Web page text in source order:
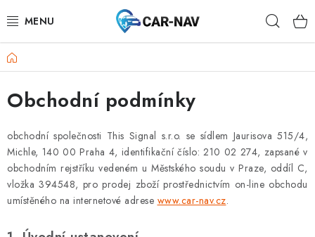
na
BMW
FORD
CHEVROLET
MAZDA
Domů
Obchodní podmínky
obchodní společnosti This Signal s.r.o. se sídlem Jaurisova 515/4,
Michle, 140 00 Praha 4, identifikační číslo: 210 02 274, zapsané v
obchodním rejstříku vedeném u Městského soudu v Praze, oddíl C,
vložka 394548, pro prodej zboží prostřednictvím on-line obchodu
umístěného na internetové adrese www.car-nav.cz.